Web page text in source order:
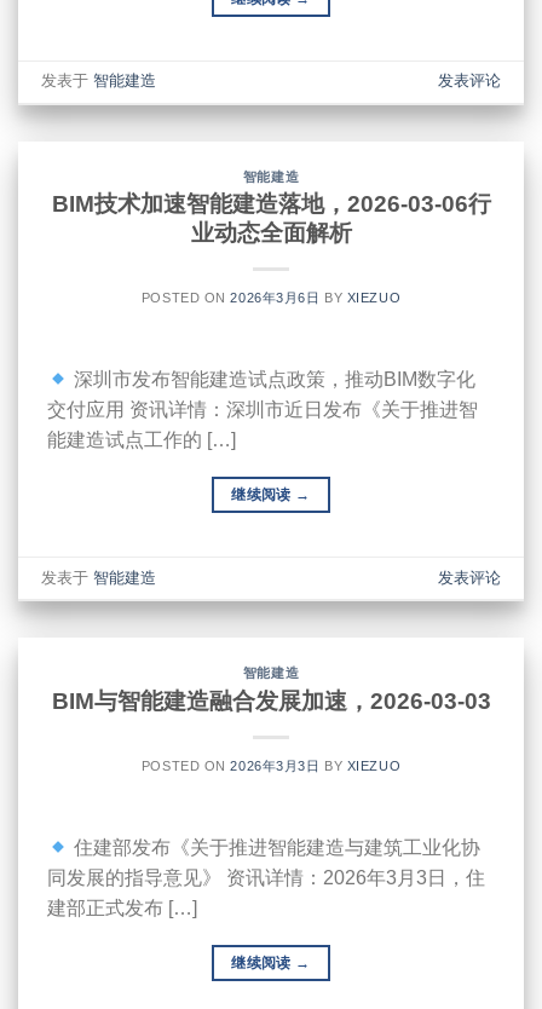
发表于智能建造 发表评论
智能建造
BIM技术加速智能建造落地，2026-03-06行
业动态全面解析
POSTED ON2026年3月6日 BY XIEZUO
深圳市发布智能建造试点政策，推动BIM数字化
交付应用 资讯详情：深圳市近日发布《关于推进智
能建造试点工作的 […]
继续阅读 →
发表于智能建造 发表评论
智能建造
BIM与智能建造融合发展加速，2026-03-03
POSTED ON2026年3月3日 BY XIEZUO
住建部发布《关于推进智能建造与建筑工业化协
同发展的指导意见》 资讯详情：2026年3月3日，住
建部正式发布 […]
继续阅读 →